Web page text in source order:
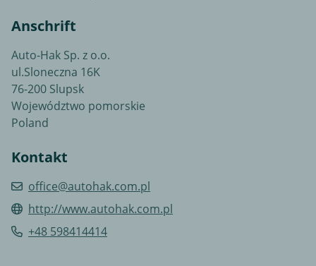
Anschrift
Auto-Hak Sp. z o.o.
ul.Sloneczna 16K
76-200 Slupsk
Województwo pomorskie
Poland
Kontakt
office@autohak.com.pl
http://www.autohak.com.pl
+48 598414414